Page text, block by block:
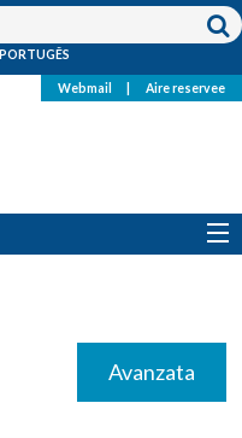
PORTUGÊS
Webmail Aire reservee
Avanzata